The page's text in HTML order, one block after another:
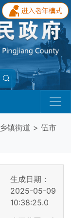
乡镇街道 > 伍市
生成日期：
2025-05-09
10:38:25.0